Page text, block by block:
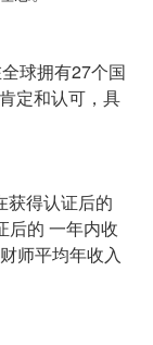
球拥有27个国
定和认可，具
得认证后的
后的 一年内收
师平均年收入